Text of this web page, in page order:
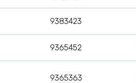
9383423
9365452
9365363